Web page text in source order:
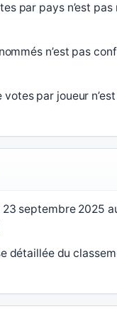
par pays n’est
n’est pas
par joueur
septembre 2025
détaillée du